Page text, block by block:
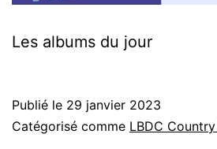
Les albums du jour
Publié le 29 janvier 2023
Catégorisé comme LBDC